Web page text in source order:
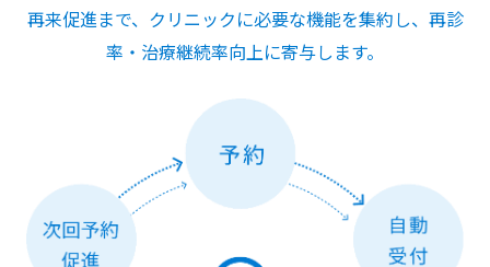
再来促進まで、クリニックに必要な機能を集約し、再診
率・治療継続率向上に寄与します。